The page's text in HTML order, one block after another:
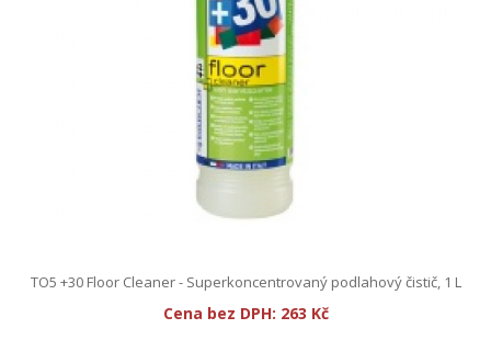
TO5 +30 Floor Cleaner - Superkoncentrovaný podlahový čistič, 1 L
Cena bez DPH: 263 Kč